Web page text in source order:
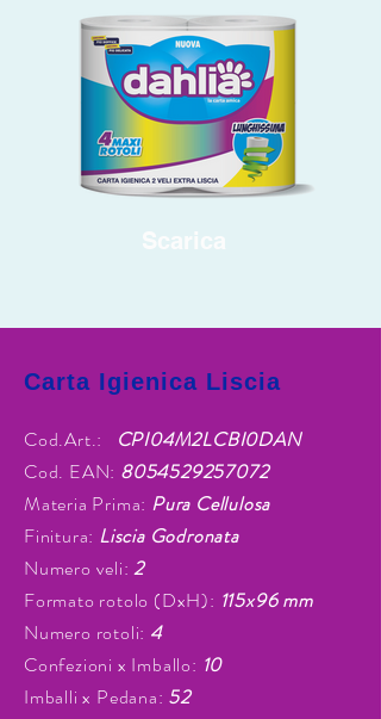
Scarica
Carta Igienica Liscia
Cod.Art.:
CPI04M2LCBI0DAN
Cod. EAN: 8054529257072
Materia Prima: Pura Cellulosa
Finitura: Liscia Godronata
Numero veli:2
Formato rotolo (DxH): 115x96 mm
Numero rotoli: 4
Confezioni x Imballo: 10
Imballi x Pedana: 52